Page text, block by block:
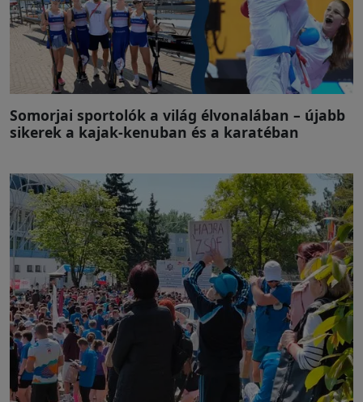
Somorjai sportolók a világ élvonalában – újabb
sikerek a kajak-kenuban és a karatéban